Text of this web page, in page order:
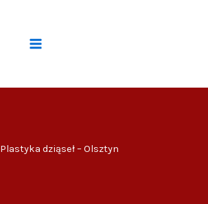
Plastyka dziąseł – Olsztyn